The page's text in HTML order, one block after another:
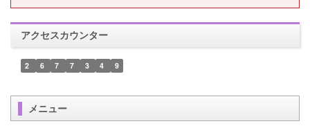
アクセスカウンター
2 6 7 7 3 4 9
メニュー